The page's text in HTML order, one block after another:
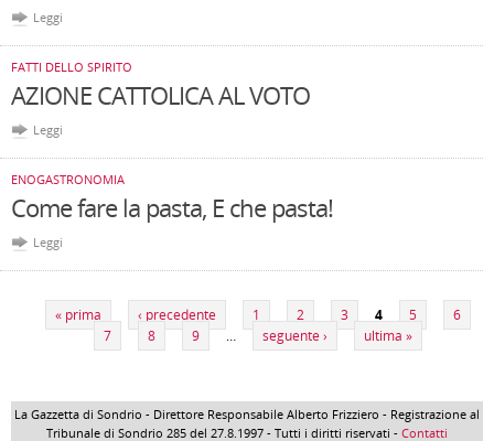
Leggi
FATTI DELLO SPIRITO
AZIONE CATTOLICA AL VOTO
Leggi
ENOGASTRONOMIA
Come fare la pasta, E che pasta!
Leggi
« prima ‹ precedente 1 2 3 4 5
6
7
8 9 … seguente › ultima »
La Gazzetta di Sondrio - Direttore Responsabile Alberto Frizziero - Registrazione al
Tribunale di Sondrio 285 del 27.8.1997 - Tutti i diritti riservati - Contatti